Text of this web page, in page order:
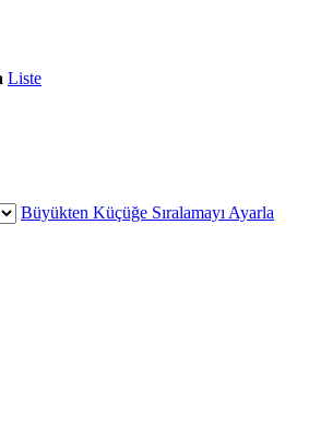
Liste
Büyükten Küçüğe Sıralamayı Ayarla